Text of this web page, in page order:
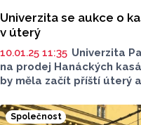
Univerzita se aukce o
v úterý
10.01.25 11:35 Univerzita
na prodej Hanáckých
by měla začít příští úterý
ve věcech majetkových
Společnost